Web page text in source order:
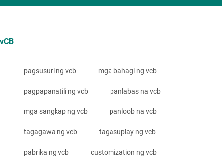
vCB
pagsusuri ng vcb mga bahagi ng vcb
pagpapanatili ng vcb panlabas na vcb
mga sangkap ng vcb panloob na vcb
tagagawa ng vcb tagasuplay ng vcb
pabrika ng vcb customization ng vcb